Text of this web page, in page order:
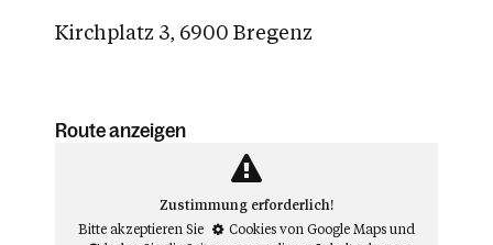
Kirchplatz 3, 6900 Bregenz
Route anzeigen
Zustimmung erforderlich!
Bitte akzeptieren Sie
Cookies von Google Mapsund